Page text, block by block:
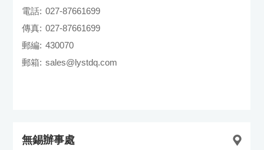
電話: 027-87661699
傳真: 027-87661699
郵編: 430070
郵箱: sales@lystdq.com
無錫辦事處